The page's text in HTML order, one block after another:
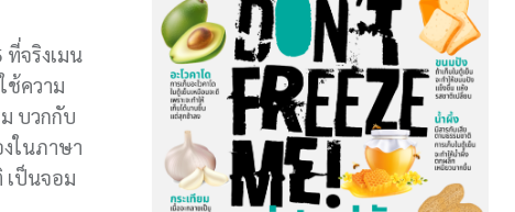
จริงเมน
ช้ความ
บวกกับ
ในภาษา
เป็นจอม